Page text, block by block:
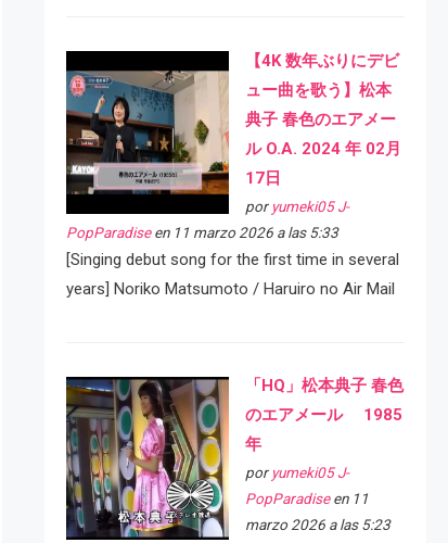
【4K 数年ぶりにデビ
ュー曲を歌う】松本
典子 春色のエアメー
ル O.A. 2024 年 02月
17日
por yumeki05 J-
PopParadiseen 11 marzo 2026 a las 5:33
[Singing debut song for the first time in several
years] Noriko Matsumoto / Haruiro no Air Mail
「HQ」松本典子 春色
のエアメール 1985
年
por yumeki05 J-
PopParadiseen 11
marzo 2026 a las 5:23